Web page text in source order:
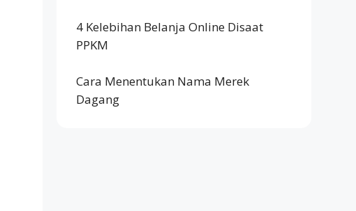
4 Kelebihan Belanja Online Disaat
PPKM
Cara Menentukan Nama Merek
Dagang